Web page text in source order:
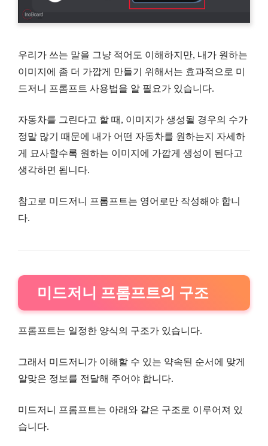
우리가 쓰는 말을 그냥 적어도 이해하지만, 내가 원하는
이미지에 좀 더 가깝게 만들기 위해서는 효과적으로 미
드저니 프롬프트 사용법을 알 필요가 있습니다.
자동차를 그린다고 할 때, 이미지가 생성될 경우의 수가
정말 많기 때문에 내가 어떤 자동차를 원하는지 자세하
게 묘사할수록 원하는 이미지에 가깝게 생성이 된다고
생각하면 됩니다.
참고로 미드저니 프롬프트는 영어로만 작성해야 합니
다.
미드저니 프롬프트의 구조
프롬프트는 일정한 양식의 구조가 있습니다.
그래서 미드저니가 이해할 수 있는 약속된 순서에 맞게
알맞은 정보를 전달해 주어야 합니다.
미드저니 프롬프트는 아래와 같은 구조로 이루어져 있
습니다.